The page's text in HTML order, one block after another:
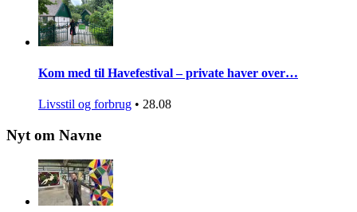
Kom med til Havefestival – private haver over…
Livsstil og forbrug • 28.08
Nyt om Navne